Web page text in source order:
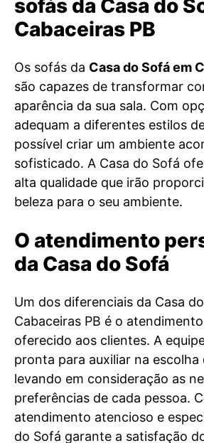
sofás da Casa do
Cabaceiras PB
Os sofás da Casa do Sofá em
são capazes de transformar
aparência da sua sala. Com
adequam a diferentes estilos
possível criar um ambiente
sofisticado. A Casa do Sofá
alta qualidade que irão
beleza para o seu ambiente.
O atendimento
da Casa do Sofá
Um dos diferenciais da Casa
Cabaceiras PB é o
oferecido aos clientes. A
pronta para auxiliar na escolha
levando em consideração as
preferências de cada pessoa.
atendimento atencioso e
do Sofá garante a satisfação